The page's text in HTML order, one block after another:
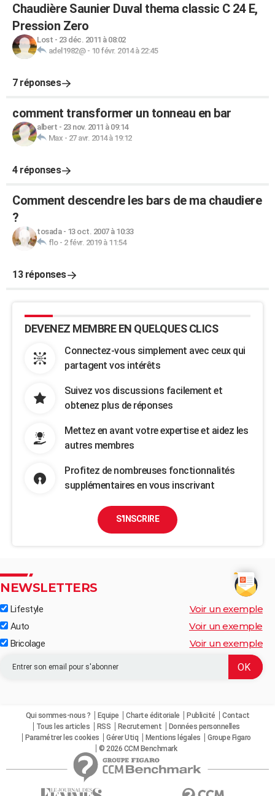
Chaudière Saunier Duval thema classic C 24 E,
Pression Zero
Lost - 23 déc. 2011 à 08:02
adel1982@- 10 févr. 2014 à 22:45
7 réponses
comment transformer un tonneau en bar
albert - 23 nov. 2011 à 09:14
Max - 27 avr. 2014 à 19:12
4 réponses
Comment descendre les bars de ma chaudiere
?
tosada- 13 oct. 2007 à 10:33
flo- 2 févr. 2019 à 11:54
13 réponses
DEVENEZ MEMBRE EN QUELQUES CLICS
Connectez-vous simplement avec ceux qui
partagent vos intérêts
Suivez vos discussions facilement et
obtenez plus de réponses
Mettez en avant votre expertise et aidez les
autres membres
Profitez de nombreuses fonctionnalités
supplémentaires en vous inscrivant
S'INSCRIRE
NEWSLETTERS
Lifestyle Voir un exemple
Auto Voir un exemple
Bricolage Voir un exemple
Qui sommes-nous ? Equipe Charte éditoriale Publicité
Contact
Tous les articles
RSS Recrutement
Données personnelles
Paramétrer les cookies
Gérer Utiq Mentions légales
Groupe Figaro
© 2026 CCM Benchmark